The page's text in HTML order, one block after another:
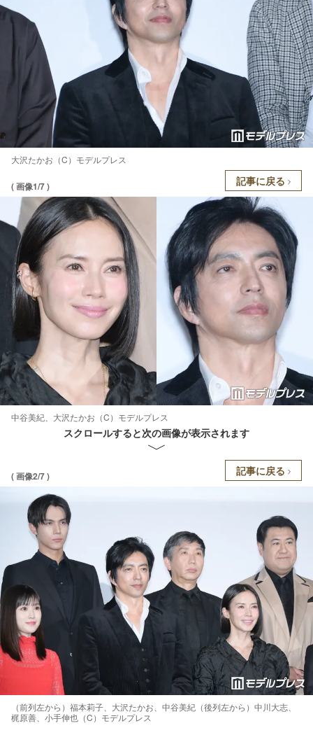
大沢たかお（C）モデルプレス
( 画像1/7 ) 記事に戻る
中谷美紀、大沢たかお（C）モデルプレス
スクロールすると次の画像が表示されます
( 画像2/7 ) 記事に戻る
（前列左から）福本莉子、大沢たかお、中谷美紀（後列左から）中川大志、
梶原善、小手伸也（C）モデルプレス